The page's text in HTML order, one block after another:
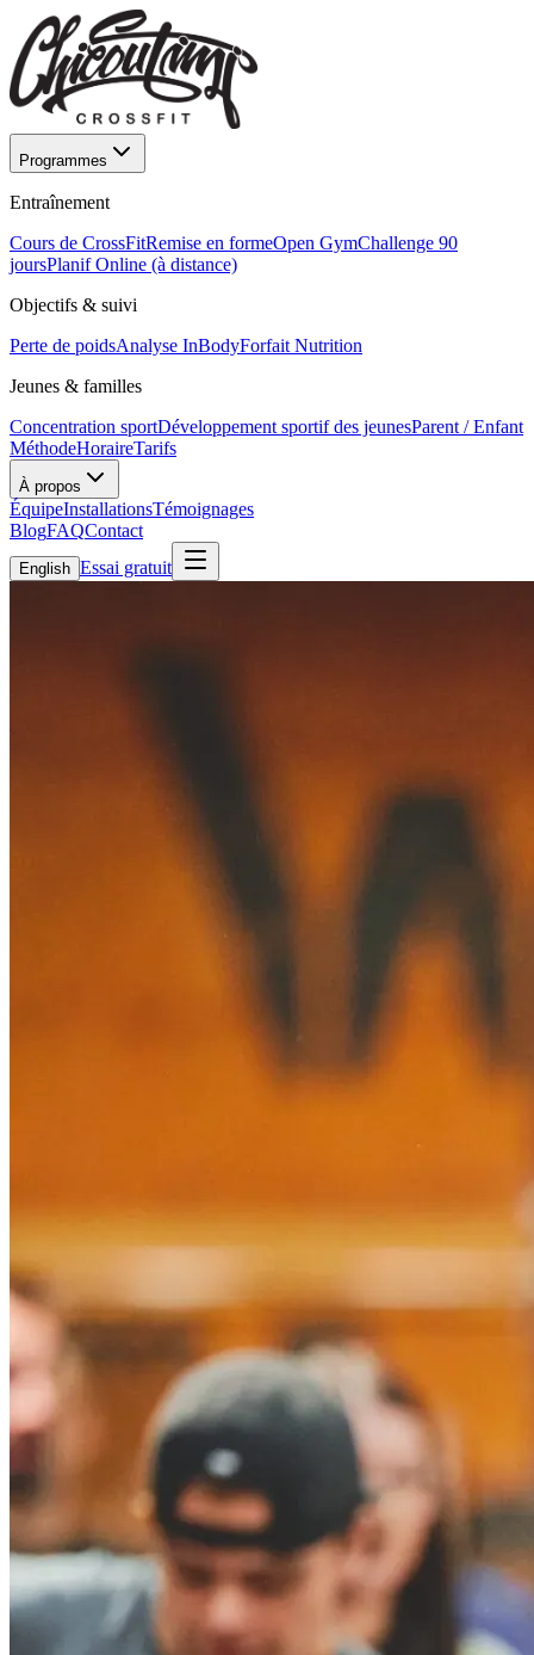
Programmes
Entraînement
Cours de CrossFitRemise en formeOpen GymChallenge 90
joursPlanif Online (à distance)
Objectifs & suivi
Perte de poidsAnalyse InBodyForfait Nutrition
Jeunes & familles
Concentration sportDéveloppement sportif des jeunesParent / Enfant
MéthodeHoraireTarifs
À propos
ÉquipeInstallationsTémoignages
BlogFAQContact
English Essai gratuit